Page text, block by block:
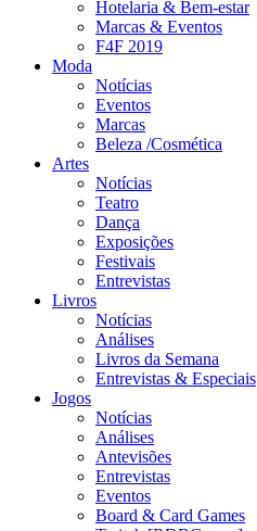
Hotelaria & Bem-estar
Marcas & Eventos
F4F 2019
Moda
Notícias
Eventos
Marcas
Beleza /Cosmética
Artes
Notícias
Teatro
Dança
Exposições
Festivais
Entrevistas
Livros
Notícias
Análises
Livros da Semana
Entrevistas & Especiais
Jogos
Notícias
Análises
Antevisões
Entrevistas
Eventos
Board & Card Games